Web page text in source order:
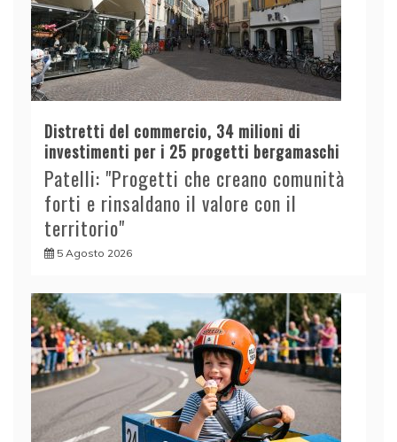
Distretti del commercio, 34 milioni di
investimenti per i 25 progetti bergamaschi
Patelli: "Progetti che creano comunità
forti e rinsaldano il valore con il
territorio"
5 Agosto 2026